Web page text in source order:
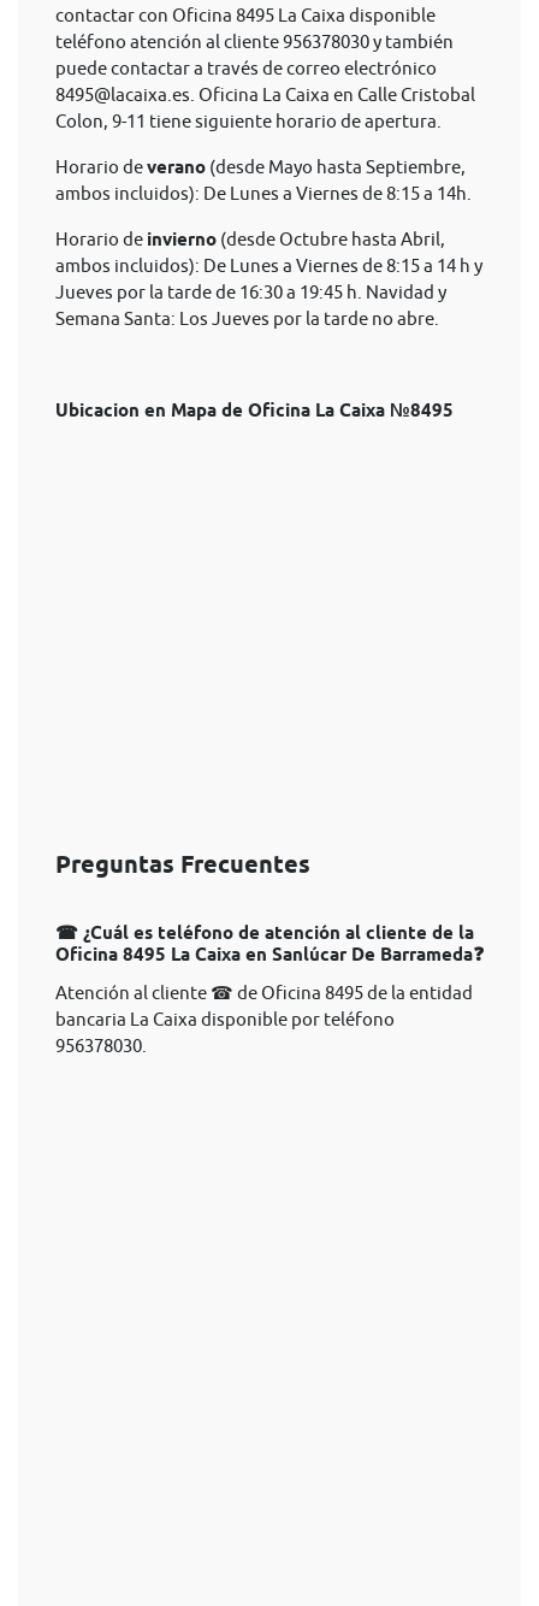
contactar con Oficina 8495 La Caixa disponible
teléfono atención al cliente 956378030 y también
puede contactar a través de correo electrónico
8495@lacaixa.es . Oficina La Caixa en Calle Cristobal
Colon, 9-11 tiene siguiente horario de apertura.
Horario deverano (desde Mayo hasta Septiembre,
ambos incluidos): De Lunes a Viernes de 8:15 a 14h.
Horario de invierno (desde Octubre hasta Abril,
ambos incluidos): De Lunes a Viernes de 8:15 a 14 h y
Jueves por la tarde de 16:30 a 19:45 h. Navidad y
Semana Santa: Los Jueves por la tarde no abre.
Ubicacion en Mapa de Oficina La Caixa №8495
Preguntas Frecuentes
☎ ¿Cuál es teléfono de atención al cliente de la
Oficina 8495 La Caixa en Sanlúcar De Barrameda❓
Atención al cliente ☎ de Oficina 8495 de la entidad
bancaria La Caixa disponible por teléfono
956378030.